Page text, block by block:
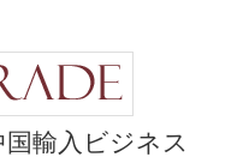
輸入ビジネス